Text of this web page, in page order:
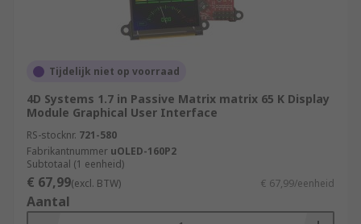
Tijdelijk niet op voorraad
4D Systems 1.7 in Passive Matrix matrix 65 K Display
Module Graphical User Interface
RS-stocknr. 721-580
Fabrikantnummer uOLED-160P2
Subtotaal (1 eenheid)
€ 67,99(excl. BTW) € 67,99/eenheid
Aantal